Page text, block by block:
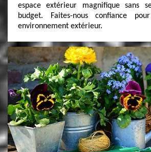
espace extérieur magnifique sans
budget. Faites-nous confiance
environnement extérieur.